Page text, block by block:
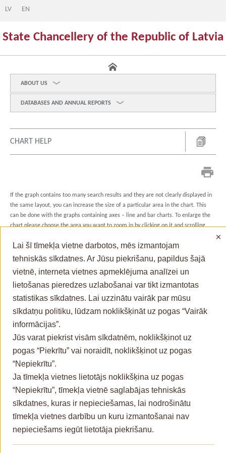
LV EN
State Chancellery of the Republic of Latvia
ABOUT US
DATABASES AND ANNUAL REPORTS
CHART HELP
If the graph contains too many search results and they are not clearly displayed in
the same layout, you can increase the size of a particular area in the chart. This
can be done with the graphs containing axes – line and bar charts. To enlarge the
chart please choose the area you want to zoom in by clicking on it and scrolling
additional button with which it will be possible to move horizontally across the
chart area, as well as to reset the chart to its original view.
×
Lai šī tīmekļa vietne darbotos, mēs izmantojam
tehniskās sīkdatnes. Ar Jūsu piekrišanu, papildus šajā
vietnē, interneta vietnes apmeklējuma analīzei un
lietošanas pieredzes uzlabošanai var tikt izmantotas
statistikas sīkdatnes. Lai uzzinātu vairāk par mūsu
sīkdatņu politiku, lūdzam noklikšķināt uz pogas “Vairāk
informācijas”.
Jūs varat piekrist visām sīkdatnēm, noklikšķinot uz
pogas “Piekrītu” vai noraidīt, noklikšķinot uz pogas
“Nepiekrītu”.
Ja tīmekļa vietnes lietotājs noklikšķina uz pogas
“Nepiekrītu”, tīmekļa vietnē saglabājas tehniskās
sīkdatnes, kuras ir nepieciešamas, lai nodrošinātu
tīmekļa vietnes darbību un kuru izmantošanai nav
nepieciešams iegūt lietotāja piekrišanu.